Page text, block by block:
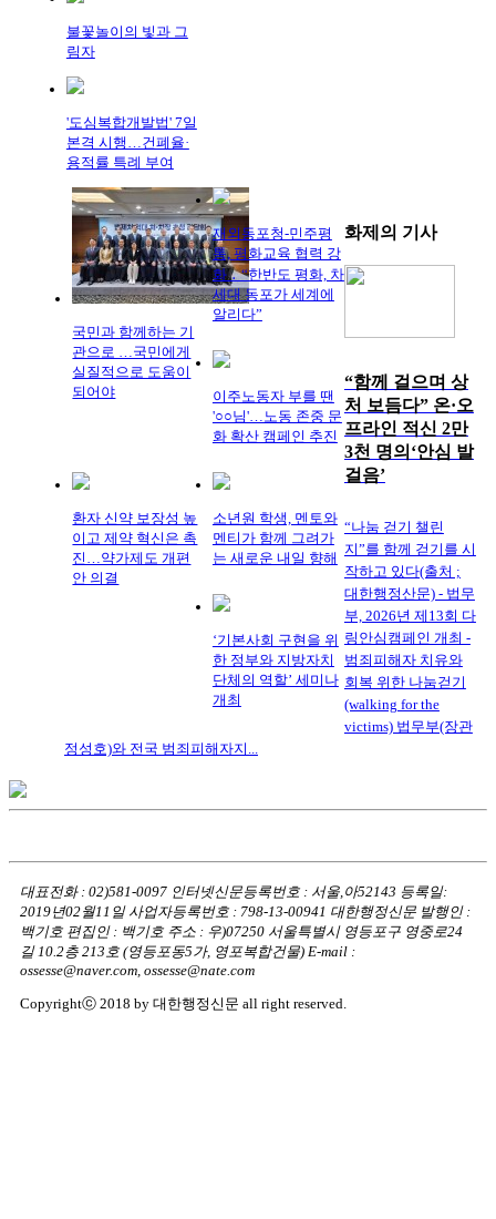
불꽃놀이의 빛과 그
림자
'도심복합개발법' 7일
본격 시행…건폐율·
용적률 특례 부여
국민과 함께하는 기
관으로 …국민에게
실질적으로 도움이
되어야
재외동포청-민주평
통, 평화교육 협력 강
화 ․ “한반도 평화, 차
세대 동포가 세계에
알리다”
이주노동자 부를 땐
'○○님'…노동 존중 문
화 확산 캠페인 추진
환자 신약 보장성 높
이고 제약 혁신은 촉
진…약가제도 개편
안 의결
소년원 학생, 멘토와
멘티가 함께 그려가
는 새로운 내일 향해
‘기본사회 구현을 위
한 정부와 지방자치
단체의 역할’ 세미나
개최
화제의 기사
“함께 걸으며 상
처 보듬다” 온·오
프라인 적신 2만
3천 명의‘안심 발
걸음’
“나눔 걷기 챌린
지”를 함께 걷기를 시
작하고 있다(출처 ;
대한행정산문) - 법무
부, 2026년 제13회 다
링안심캠페인 개최 -
범죄피해자 치유와
회복 위한 나눔걷기
(walking for the
victims) 법무부(장관
정성호)와 전국 범죄피해자지...
대표전화 : 02)581-0097 인터넷신문등록번호 : 서울,아52143 등록일:
2019년02월11일 사업자등록번호 : 798-13-00941 대한행정신문 발행인 :
백기호 편집인 : 백기호 주소 : 우)07250 서울특별시 영등포구 영중로24
길 10.2층 213호 (영등포동5가, 영포복합건물) E-mail :
ossesse@naver.com, ossesse@nate.com
Copyrightⓒ 2018 by 대한행정신문 all right reserved.